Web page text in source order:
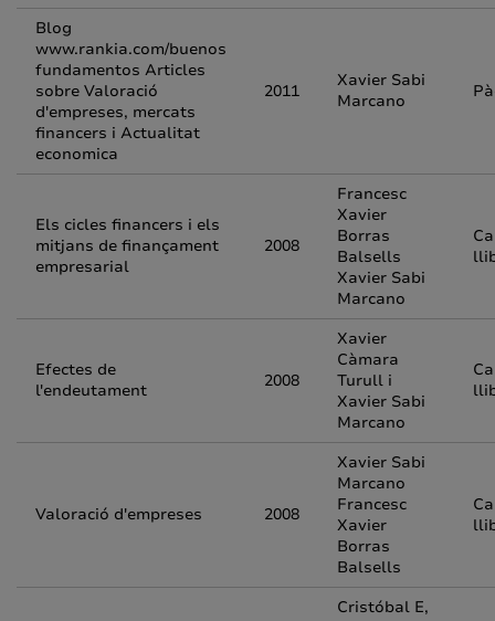
Blog
www.rankia.com/buenos
fundamentos Articles
sobre Valoració
d'empreses, mercats
financers i Actualitat
economica
2011
Xavier Sabi
Marcano
Els cicles financers i els
mitjans de finançament
empresarial
2008
Francesc
Xavier
Borras
Balsells
Xavier Sabi
Marcano
Efectes de
l'endeutament
2008
Xavier
Càmara
Turull i
Xavier Sabi
Marcano
Valoració d'empreses 2008
Xavier Sabi
Marcano
Francesc
Xavier
Borras
Balsells
Cristóbal E,